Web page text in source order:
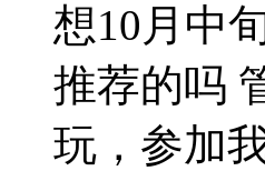
想10月中
推荐的吗
玩，参加